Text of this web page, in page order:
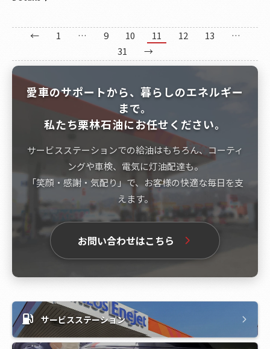
← 1 … 9 10 11 12 13
…
31
→
愛車のサポートから、暮らしのエネルギー
まで。
私たち栗林石油にお任せください。
サービスステーションでの給油はもちろん、コーティ
ングや車検、電気に灯油配達も。
「笑顔・感謝・気配り」で、お客様の快適な毎日を支
えます。
お問い合わせはこちら
サービスステーション